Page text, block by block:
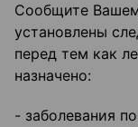
Сообщите
установлены
перед тем как
назначено:
- заболевания